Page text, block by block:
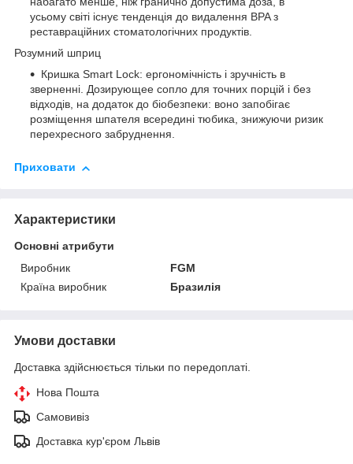
усьому світі існує тенденція до видалення BPA з
реставраційних стоматологічних продуктів.
Розумний шприц
Кришка Smart Lock: ергономічність і зручність в
зверненні. Дозирующее сопло для точних порцій і без
відходів, на додаток до біобезпеки: воно запобігає
розміщення шпателя всередині тюбика, знижуючи ризик
перехресного забруднення.
Приховати
Характеристики
Основні атрибути
Виробник
FGM
Країна виробник
Бразилія
Умови доставки
Доставка здійснюється тільки по передоплаті.
Нова Пошта
Самовивіз
Доставка кур'єром Львів